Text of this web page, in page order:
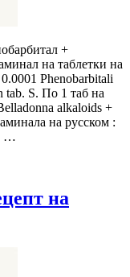
+
на таблетки на
Phenobarbitali
tab. S. По 1 таб на
alkaloids +
на русском :
…
на